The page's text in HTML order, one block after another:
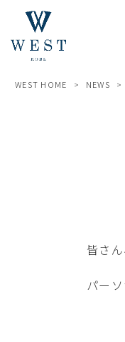
WEST HOME > NEWS >
皆さ
パー